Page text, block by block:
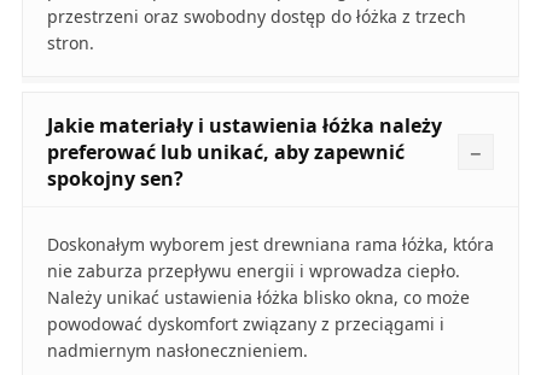
przestrzeni oraz swobodny dostęp do łóżka z trzech
stron.
Jakie materiały i ustawienia łóżka należy
preferować lub unikać, aby zapewnić
spokojny sen?
Doskonałym wyborem jest drewniana rama łóżka, która
nie zaburza przepływu energii i wprowadza ciepło.
Należy unikać ustawienia łóżka blisko okna, co może
powodować dyskomfort związany z przeciągami i
nadmiernym nasłonecznieniem.